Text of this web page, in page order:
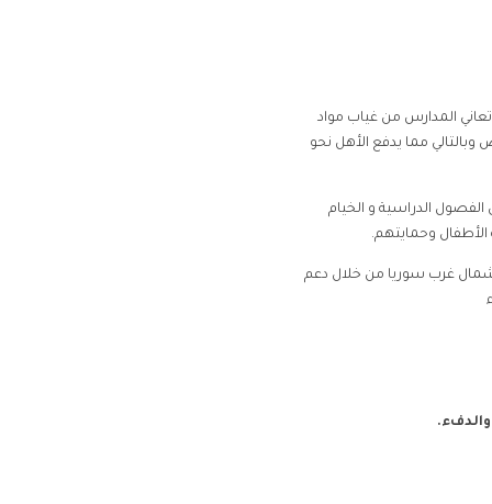
المدارس من غياب مواد
وبالتالي مما يدفع الأهل نحو
الفصول الدراسية و الخيام
وحمايتهم.
شمال غرب سوريا من خلال دعم